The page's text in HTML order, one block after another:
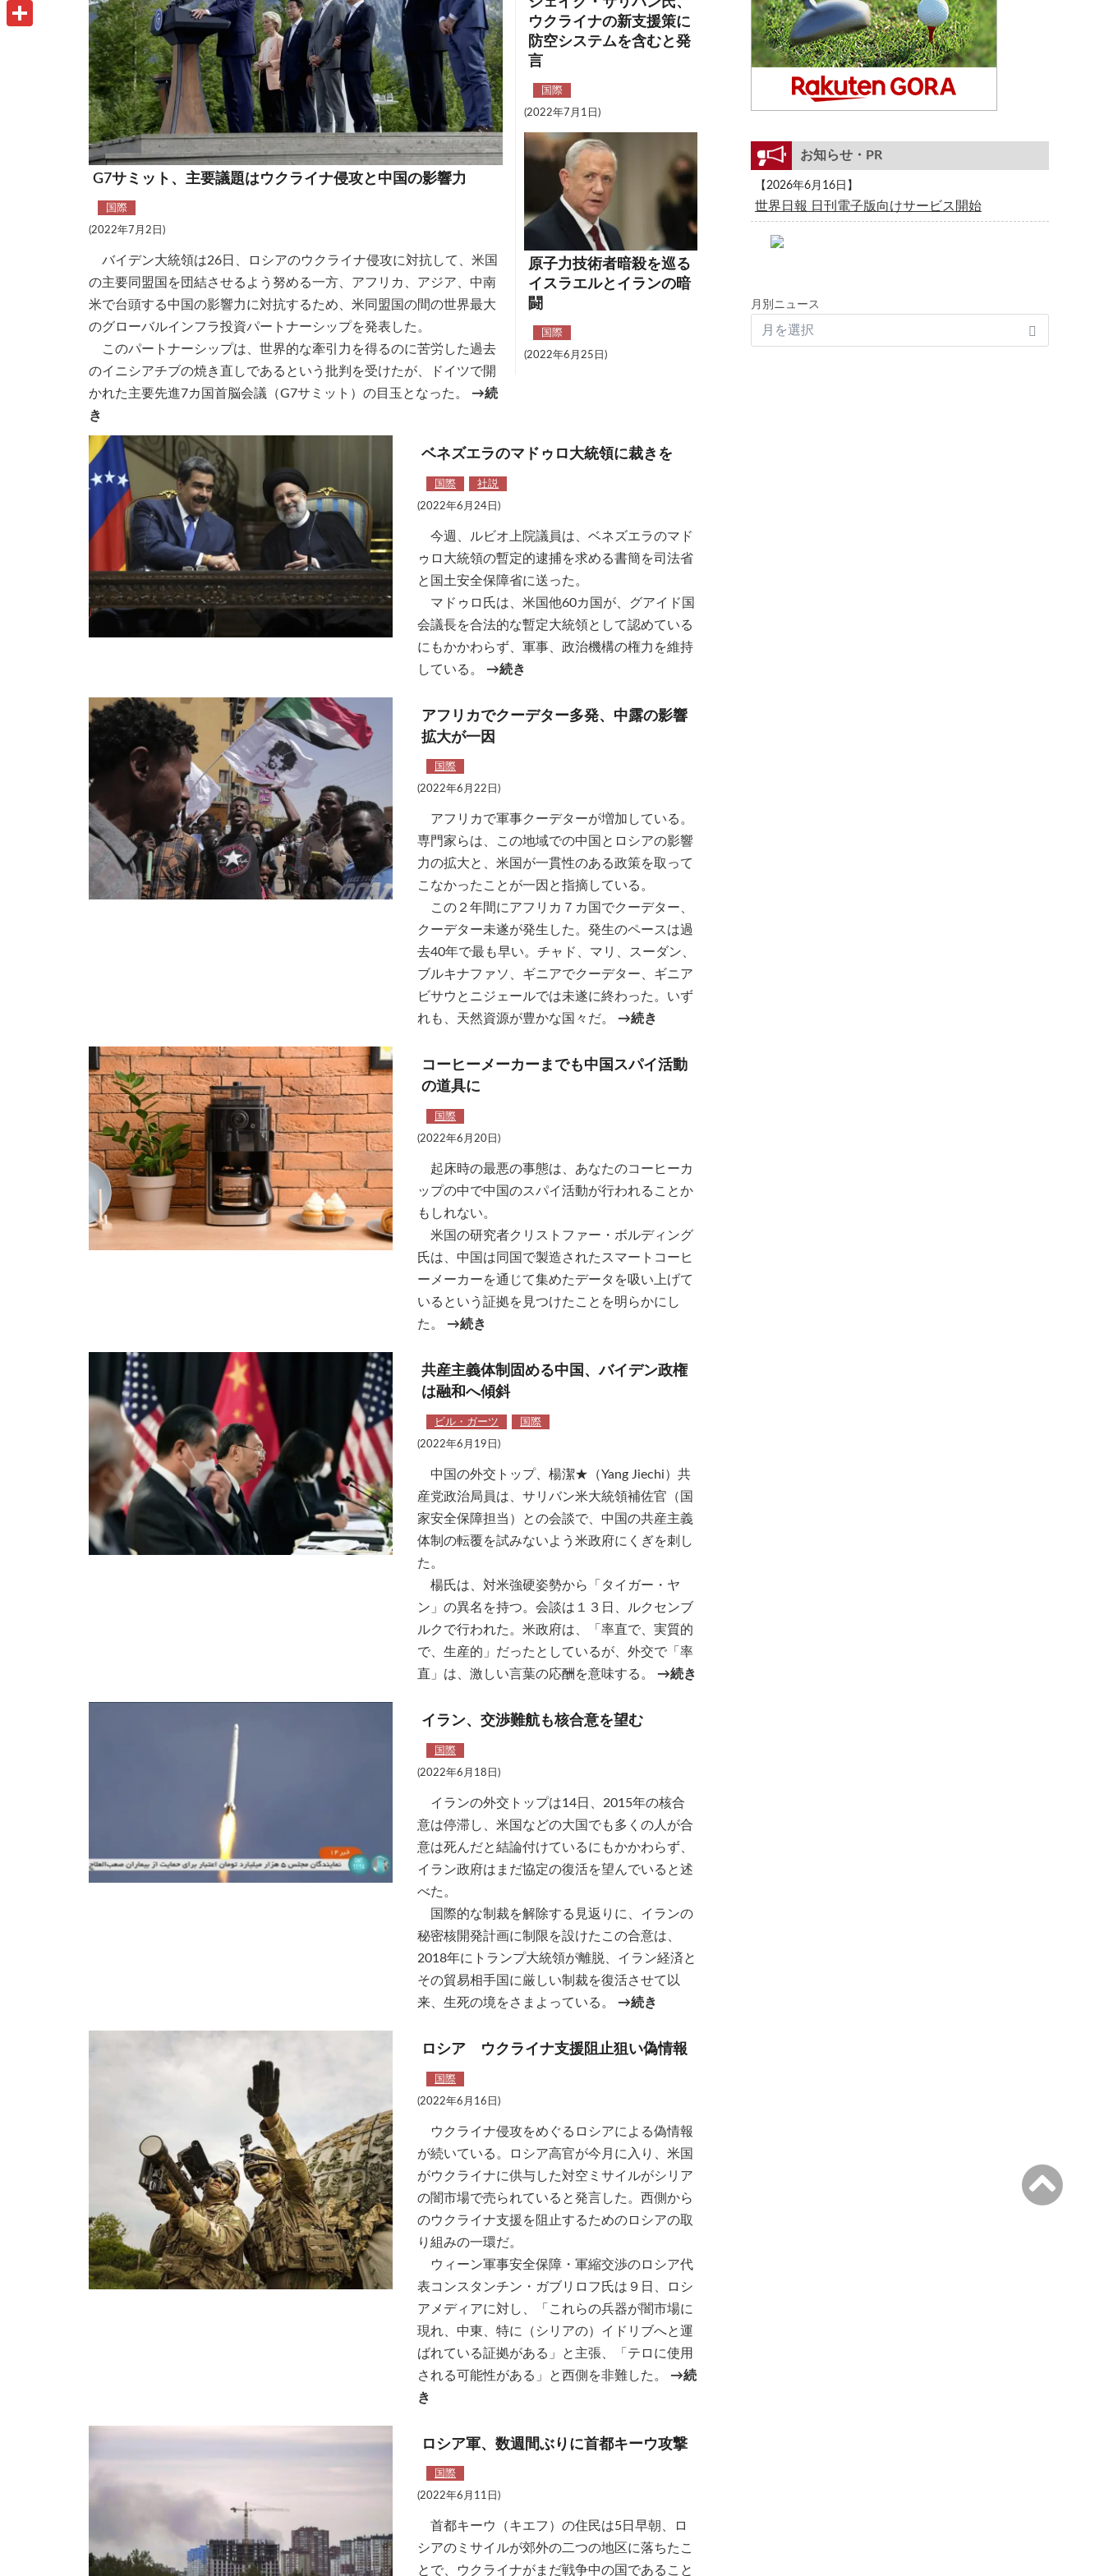
G7サミット、主要議題はウクライナ侵攻と中国の影響力
国際
(2022年7月2日)
バイデン大統領は26日、ロシアのウクライナ侵攻に対抗して、米国
の主要同盟国を団結させるよう努める一方、アフリカ、アジア、中南
米で台頭する中国の影響力に対抗するため、米同盟国の間の世界最大
のグローバルインフラ投資パートナーシップを発表した。
このパートナーシップは、世界的な牽引力を得るのに苦労した過去
のイニシアチブの焼き直しであるという批判を受けたが、ドイツで開
かれた主要先進7カ国首脳会議（G7サミット）の目玉となった。→続
き
ウクライナの新支援策に
防空システムを含むと発
言
国際
(2022年7月1日)
原子力技術者暗殺を巡る
イスラエルとイランの暗
闘
国際
(2022年6月25日)
ベネズエラのマドゥロ大統領に裁きを
国際 社説
(2022年6月24日)
今週、ルビオ上院議員は、ベネズエラのマド
ゥロ大統領の暫定的逮捕を求める書簡を司法省
と国土安全保障省に送った。
マドゥロ氏は、米国他60カ国が、グアイド国
会議長を合法的な暫定大統領として認めている
にもかかわらず、軍事、政治機構の権力を維持
している。→続き
アフリカでクーデター多発、中露の影響
拡大が一因
国際
(2022年6月22日)
アフリカで軍事クーデターが増加している。
専門家らは、この地域での中国とロシアの影響
力の拡大と、米国が一貫性のある政策を取って
こなかったことが一因と指摘している。
この２年間にアフリカ７カ国でクーデター、
クーデター未遂が発生した。発生のペースは過
去40年で最も早い。チャド、マリ、スーダン、
ブルキナファソ、ギニアでクーデター、ギニア
ビサウとニジェールでは未遂に終わった。いず
れも、天然資源が豊かな国々だ。→続き
コーヒーメーカーまでも中国スパイ活動
の道具に
国際
(2022年6月20日)
起床時の最悪の事態は、あなたのコーヒーカ
ップの中で中国のスパイ活動が行われることか
もしれない。
米国の研究者クリストファー・ボルディング
氏は、中国は同国で製造されたスマートコーヒ
ーメーカーを通じて集めたデータを吸い上げて
いるという証拠を見つけたことを明らかにし
た。→続き
共産主義体制固める中国、バイデン政権
は融和へ傾斜
ビル・ガーツ 国際
(2022年6月19日)
中国の外交トップ、楊潔★（Yang Jiechi）共
産党政治局員は、サリバン米大統領補佐官（国
家安全保障担当）との会談で、中国の共産主義
体制の転覆を試みないよう米政府にくぎを刺し
た。
楊氏は、対米強硬姿勢から「タイガー・ヤ
ン」の異名を持つ。会談は１３日、ルクセンブ
ルクで行われた。米政府は、「率直で、実質的
で、生産的」だったとしているが、外交で「率
直」は、激しい言葉の応酬を意味する。→続き
イラン、交渉難航も核合意を望む
国際
(2022年6月18日)
イランの外交トップは14日、2015年の核合
意は停滞し、米国などの大国でも多くの人が合
意は死んだと結論付けているにもかかわらず、
イラン政府はまだ協定の復活を望んでいると述
べた。
国際的な制裁を解除する見返りに、イランの
秘密核開発計画に制限を設けたこの合意は、
2018年にトランプ大統領が離脱、イラン経済と
その貿易相手国に厳しい制裁を復活させて以
来、生死の境をさまよっている。→続き
ロシア ウクライナ支援阻止狙い偽情報
国際
(2022年6月16日)
ウクライナ侵攻をめぐるロシアによる偽情報
が続いている。ロシア高官が今月に入り、米国
がウクライナに供与した対空ミサイルがシリア
の闇市場で売られていると発言した。西側から
のウクライナ支援を阻止するためのロシアの取
り組みの一環だ。
ウィーン軍事安全保障・軍縮交渉のロシア代
表コンスタンチン・ガブリロフ氏は９日、ロシ
アメディアに対し、「これらの兵器が闇市場に
現れ、中東、特に（シリアの）イドリブへと運
ばれている証拠がある」と主張、「テロに使用
される可能性がある」と西側を非難した。→続
き
ロシア軍、数週間ぶりに首都キーウ攻撃
国際
(2022年6月11日)
首都キーウ（キエフ）の住民は5日早朝、ロ
シアのミサイルが郊外の二つの地区に落ちたこ
とで、ウクライナがまだ戦争中の国であること
お知らせ・PR
【2026年6月16日】
世界日報 日刊電子版向けサービス開始
月別ニュース
o
t
P